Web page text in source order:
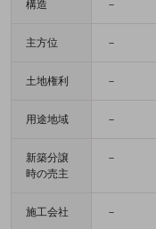
構造 －
主方位 －
土地権利 －
用途地域 －
新築分譲
時の売主
－
施工会社 －